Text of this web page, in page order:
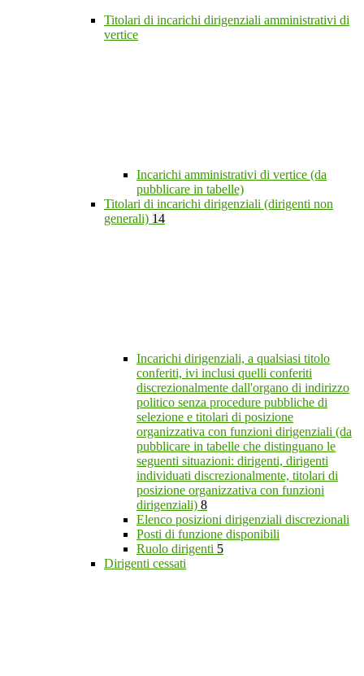
Titolari di incarichi dirigenziali amministrativi di
vertice
Incarichi amministrativi di vertice (da
pubblicare in tabelle)
Titolari di incarichi dirigenziali (dirigenti non
generali) 14
Incarichi dirigenziali, a qualsiasi titolo
conferiti, ivi inclusi quelli conferiti
discrezionalmente dall'organo di indirizzo
politico senza procedure pubbliche di
selezione e titolari di posizione
organizzativa con funzioni dirigenziali (da
pubblicare in tabelle che distinguano le
seguenti situazioni: dirigenti, dirigenti
individuati discrezionalmente, titolari di
posizione organizzativa con funzioni
dirigenziali) 8
Elenco posizioni dirigenziali discrezionali
Posti di funzione disponibili
Ruolo dirigenti 5
Dirigenti cessati